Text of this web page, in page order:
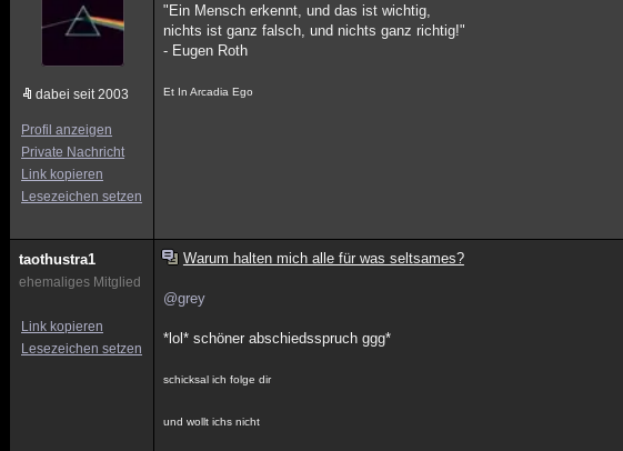
dabei seit 2003
Profil anzeigen
Private Nachricht
Link kopieren
Lesezeichen setzen
"Ein Mensch erkennt, und das ist wichtig,
nichts ist ganz falsch, und nichts ganz richtig!"
- Eugen Roth
Et In Arcadia Ego
taothustra1
ehemaliges Mitglied
Link kopieren
Lesezeichen setzen
Warum halten mich alle für was seltsames?
@grey
*lol* schöner abschiedsspruch ggg*
schicksal ich folge dir
und wollt ichs nicht